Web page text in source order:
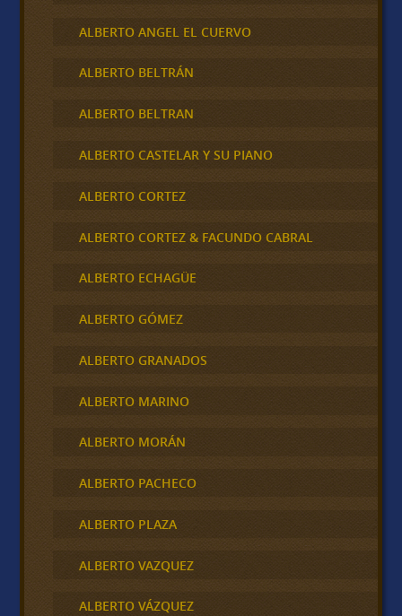
ALBERTO ANGEL EL CUERVO
ALBERTO BELTRÁN
ALBERTO BELTRAN
ALBERTO CASTELAR Y SU PIANO
ALBERTO CORTEZ
ALBERTO CORTEZ & FACUNDO CABRAL
ALBERTO ECHAGÜE
ALBERTO GÓMEZ
ALBERTO GRANADOS
ALBERTO MARINO
ALBERTO MORÁN
ALBERTO PACHECO
ALBERTO PLAZA
ALBERTO VAZQUEZ
ALBERTO VÁZQUEZ